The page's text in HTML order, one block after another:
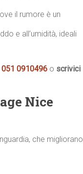
il rumore è un
e all’umidità, ideali
051 0910496 o scrivici
Nice
che migliorano